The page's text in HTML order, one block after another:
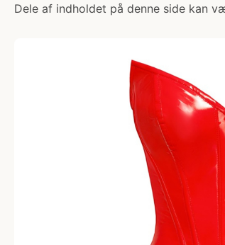
Dele af indholdet på denne side kan